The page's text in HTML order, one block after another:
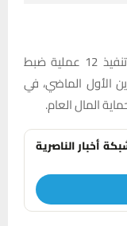
كشفت هيئة النزاهة الاتحادية، اليوم، عن تنفيذ 12 عملية ضبط
الأول الماضي، في
المال العام.
أخبار الناصرية